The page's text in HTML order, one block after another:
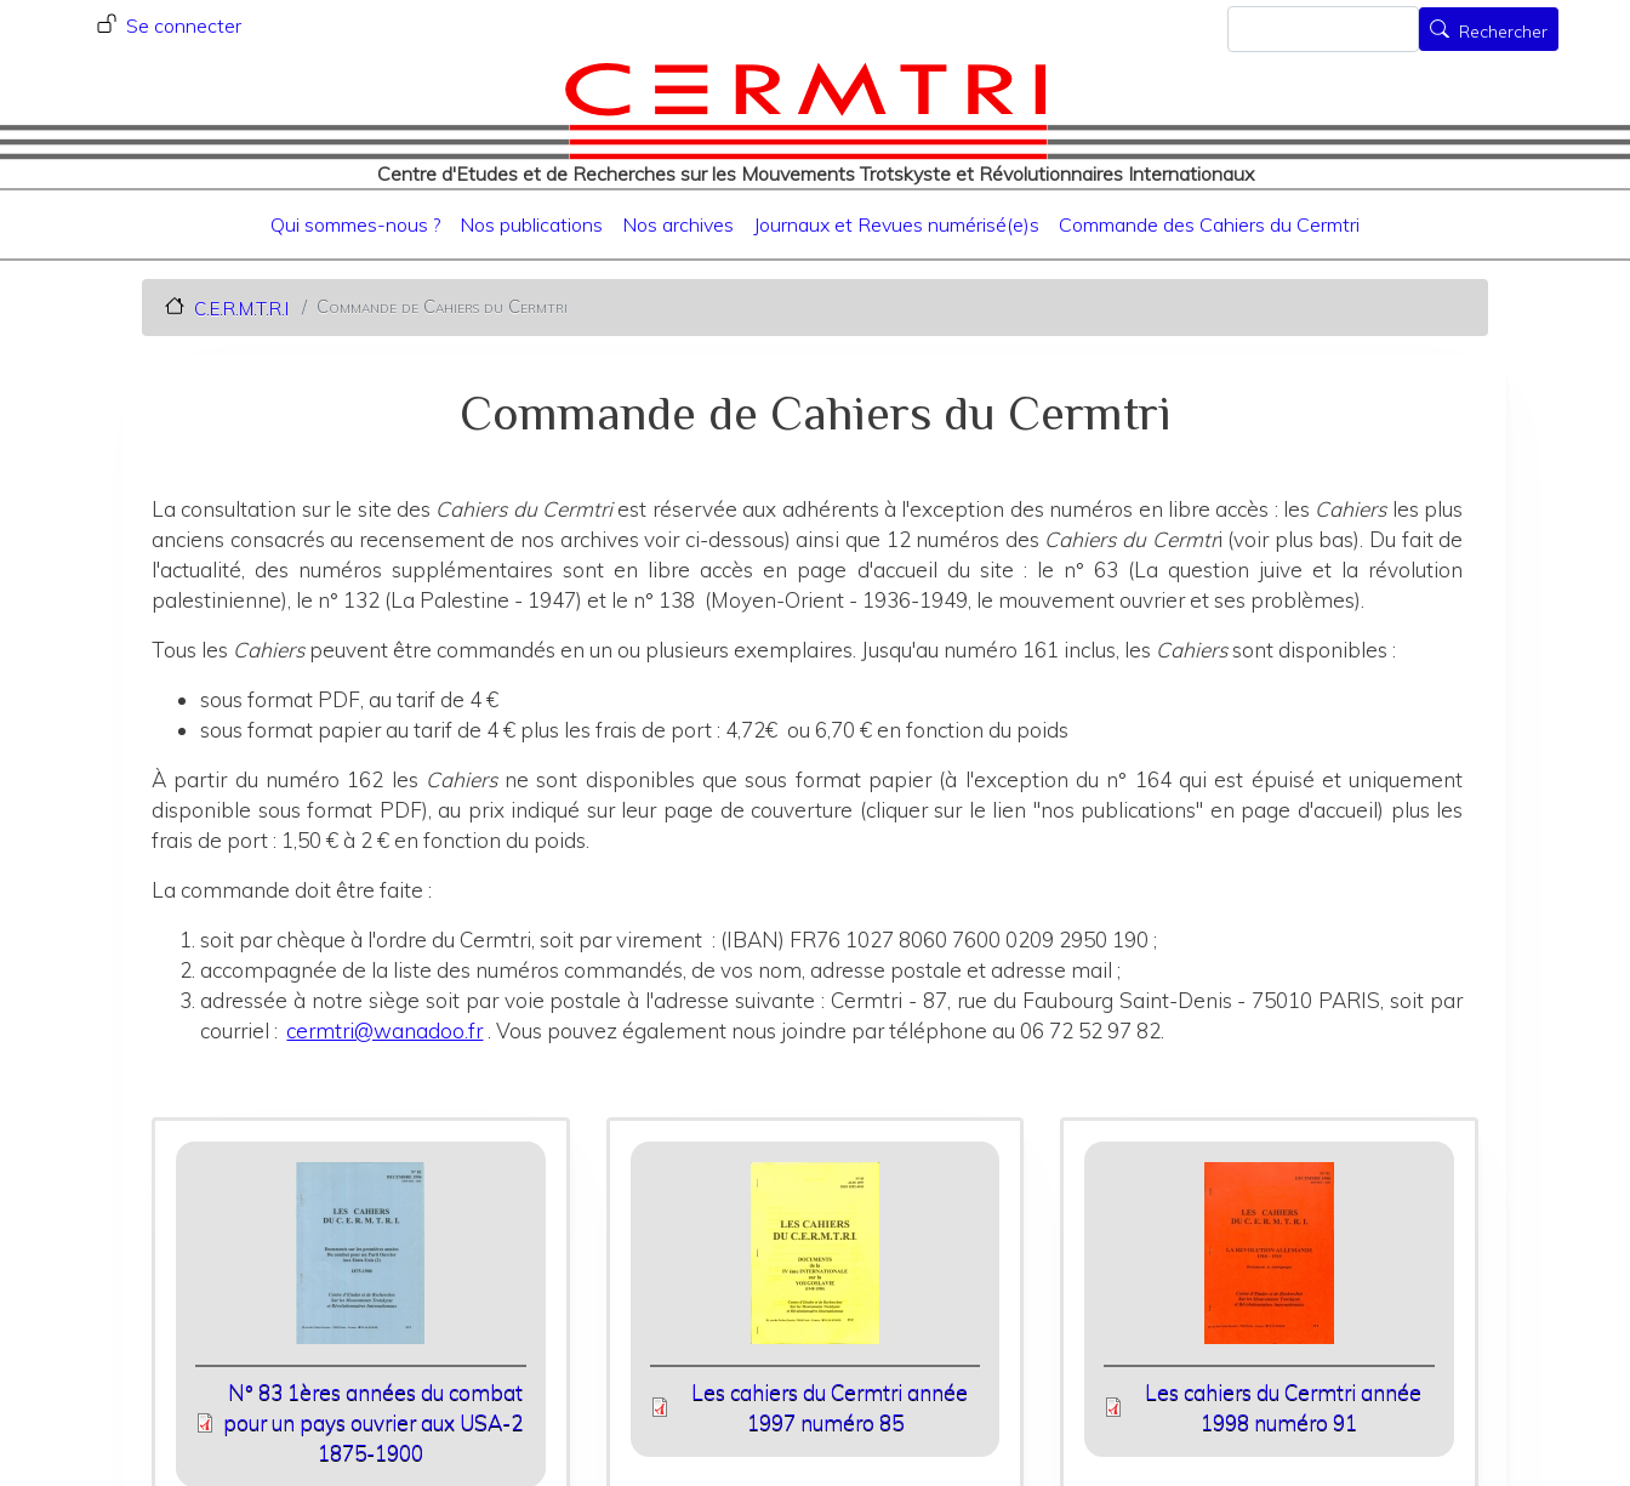
contenu
principal
Menu du compte de l'utilisateur
Se connecter
Centre d'Etudes et de Recherches sur les Mouvements Trotskyste et Révolutionnaires Internationaux
Rechercher
Rechercher
Navigation principale
Qui sommes-nous ? Nos publications Nos archives Journaux et Revues numérisé(e)s Commande des Cahiers du Cermtri
C.E.R.M.T.R.I Commande de Cahiers du Cermtri
Commande de Cahiers du Cermtri
La consultation sur le site des Cahiers du Cermtriest réservée aux adhérents à l'exception des numéros en libre accès : les Cahiersles plus
anciens consacrés au recensement de nos archives voir ci-dessous) ainsi que 12 numéros des Cahiers du Cermtri (voir plus bas). Du fait de
l'actualité, des numéros supplémentaires sont en libre accès en page d'accueil du site : le n° 63 (La question juive et la révolution
palestinienne), le n° 132 (La Palestine - 1947) et le n° 138 (Moyen-Orient - 1936-1949, le mouvement ouvrier et ses problèmes).
Tous les Cahierspeuvent être commandés en un ou plusieurs exemplaires. Jusqu'au numéro 161 inclus, les Cahierssont disponibles :
sous format PDF, au tarif de 4 €
sous format papier au tarif de 4 € plus les frais de port : 4,72€ ou 6,70 € en fonction du poids
À partir du numéro 162 les Cahiersne sont disponibles que sous format papier (à l'exception du n° 164 qui est épuisé et uniquement
disponible sous format PDF), au prix indiqué sur leur page de couverture (cliquer sur le lien "nos publications" en page d'accueil) plus les
frais de port : 1,50 € à 2 € en fonction du poids.
La commande doit être faite :
soit par chèque à l'ordre du Cermtri, soit par virement : (IBAN) FR76 1027 8060 7600 0209 2950 190 ;
accompagnée de la liste des numéros commandés, de vos nom, adresse postale et adresse mail ;
adressée à notre siège soit par voie postale à l'adresse suivante : Cermtri - 87, rue du Faubourg Saint-Denis - 75010 PARIS, soit par
courriel : cermtri@wanadoo.fr . Vous pouvez également nous joindre par téléphone au 06 72 52 97 82.
N° 83 1ères années du combat
pour un pays ouvrier aux USA-2
1875-1900
Les cahiers du Cermtri année
1997 numéro 85
Les cahiers du Cermtri année
1998 numéro 91